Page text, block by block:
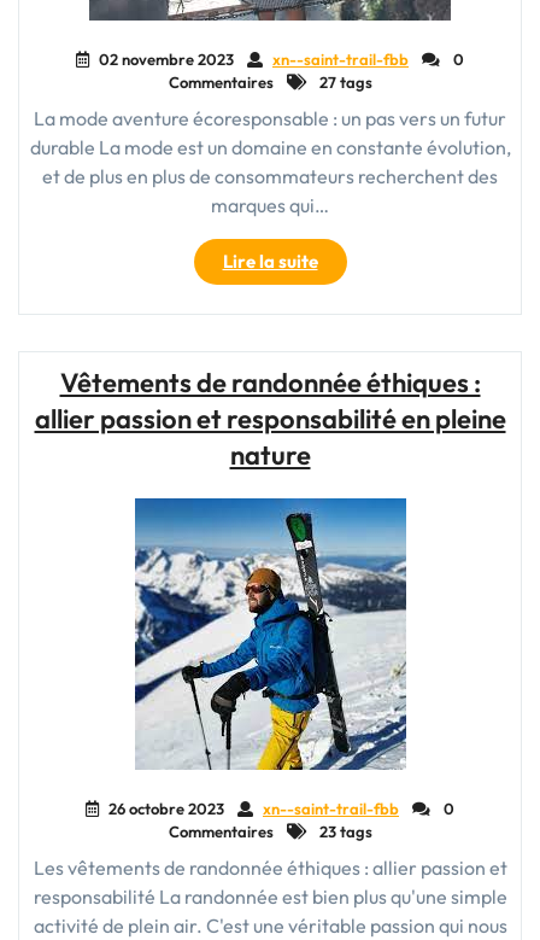
02 novembre 2023 xn--saint-trail-fbb
0
Commentaires
27 tags
La mode aventure écoresponsable : un pas vers un futur
durable La mode est un domaine en constante évolution,
et de plus en plus de consommateurs recherchent des
marques qui…
Lire la suite"La
mode
aventure
allier
passion
pour
un
futur
durable"
Vêtements de randonnée éthiques :
allier passion et responsabilité en pleine
nature
26 octobre 2023 xn--saint-trail-fbb
0
Commentaires
23 tags
Les vêtements de randonnée éthiques : allier passion et
responsabilité La randonnée est bien plus qu'une simple
activité de plein air. C'est une véritable passion qui nous